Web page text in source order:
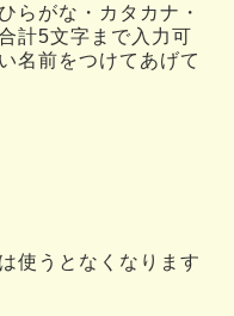
らがな・カタカナ・
計5文字まで入力可
名前をつけてあげて
使うとなくなります